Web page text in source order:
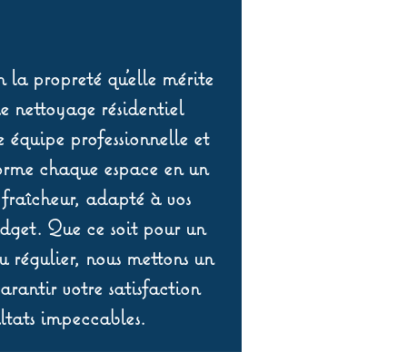
propreté qu’elle mérite
nettoyage résidentiel
professionnelle et
chaque espace en un
adapté à vos
Que ce soit pour un
régulier, nous mettons un
votre satisfaction
impeccables.